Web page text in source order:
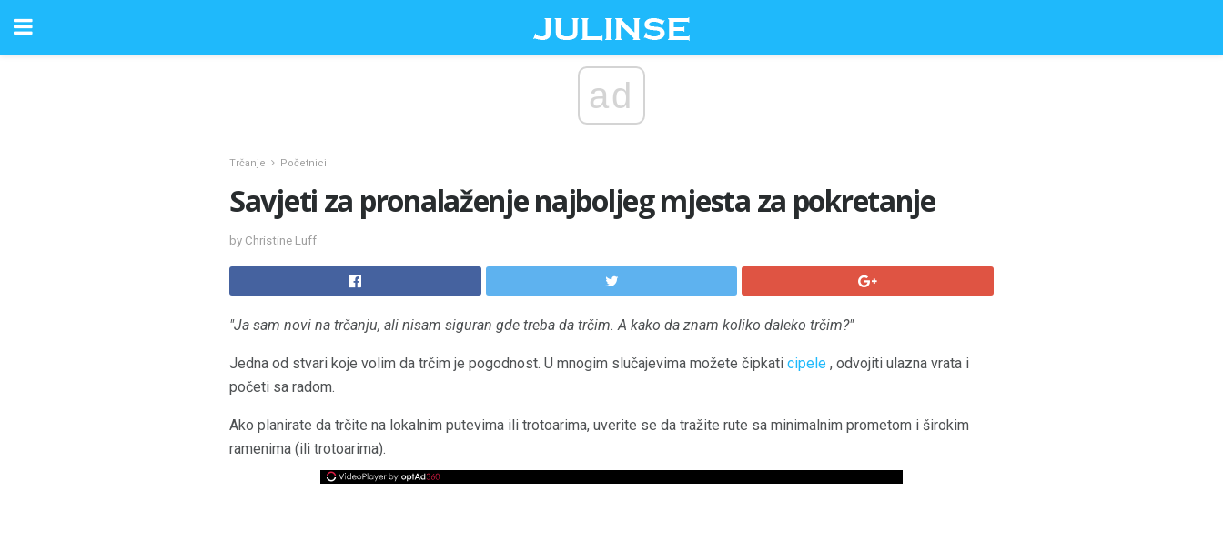
ad
Trčanje Početnici
Savjeti za pronalaženje najboljeg mjesta za pokretanje
by Christine Luff
"Ja sam novi na trčanju, ali nisam siguran gde treba da trčim. A kako da znam koliko daleko trčim?"
Jedna od stvari koje volim da trčim je pogodnost. U mnogim slučajevima možete čipkati cipele , odvojiti ulazna vrata i
početi sa radom.
Ako planirate da trčite na lokalnim putevima ili trotoarima, uverite se da tražite rute sa minimalnim prometom i širokim
ramenima (ili trotoarima).